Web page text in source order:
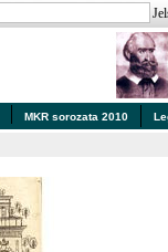
MKR sorozata 2010